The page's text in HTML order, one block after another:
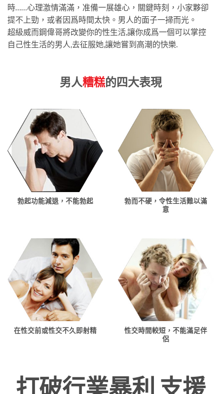
時……心理激情滿滿，准備一展雄心，關鍵時刻，小家夥卻
提不上勁，或者因爲時間太快。男人的面子一掃而光。
超級威而鋼偉哥將改變你的性生活,讓你成爲一個可以掌控
自己性生活的男人,去征服她,讓她嘗到高潮的快樂.
男人糟糕的四大表現
勃起功能減退，不能勃起
勃而不硬，令性生活難以滿
意
在性交前或性交不久即射精
性交時間較短，不能滿足伴
侶
打破行業暴利 支援